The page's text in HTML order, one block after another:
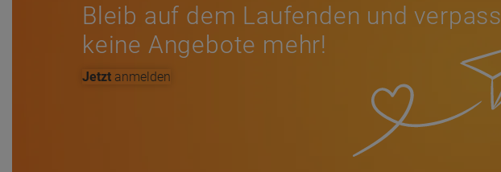
Bleib auf dem Laufenden und verpass
keine Angebote mehr!
Jetzt anmelden